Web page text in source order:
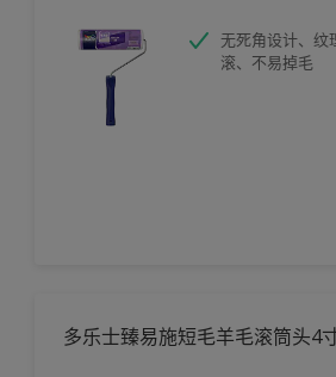
无死角设计、纹
滚、不易掉毛
多乐士臻易施短毛羊毛滚筒头4